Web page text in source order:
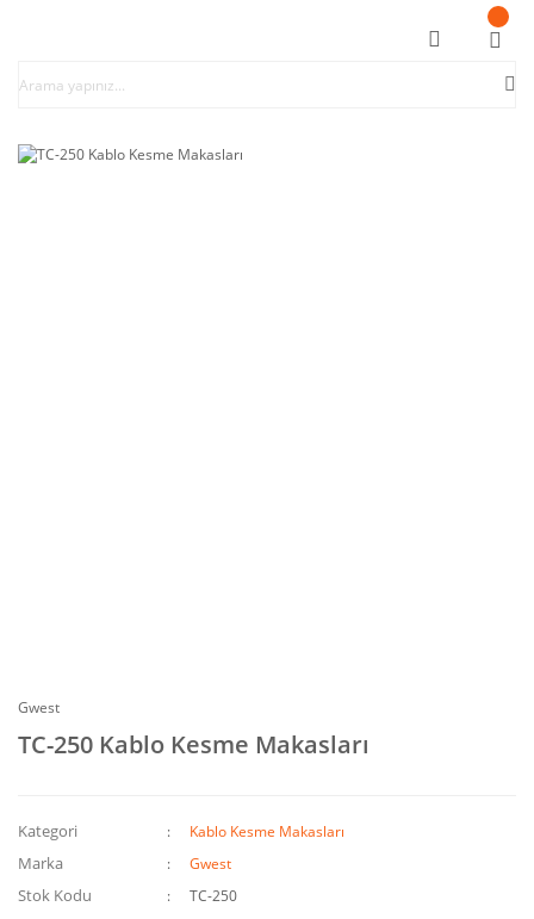
Gwest
TC-250 Kablo Kesme Makasları
Kategori Kablo Kesme Makasları
Marka Gwest
Stok Kodu TC-250